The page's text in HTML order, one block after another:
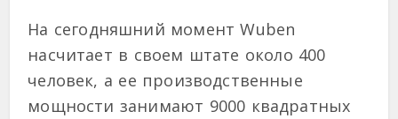
На сегодняшний момент Wuben
насчитает в своем штате около 400
человек, а ее производственные
мощности занимают 9000 квадратных